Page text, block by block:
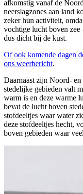
afkomstig vanaf de
neerslagzones aan land
zeker hun activiteit,
vochtige lucht boven zee
dus dicht bij de kust.
Of ook komende dagen
ons weerbericht.
Daarnaast zijn Noord-
stedelijke gebieden valt
warm is en deze warme
bevat de lucht boven
stofdeeltjes waar water
deze stofdeeltjes hecht,
boven gebieden waar